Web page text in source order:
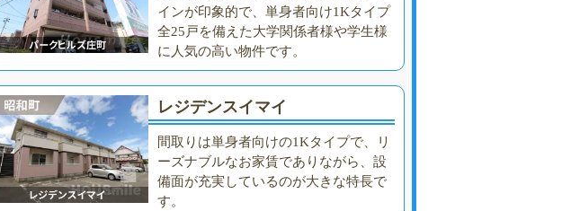
インが印象的で、単身者向け1Kタイプ
全25戸を備えた大学関係者様や学生様
に人気の高い物件です。
レジデンスイマイ
間取りは単身者向けの1Kタイプで、リ
ーズナブルなお家賃でありながら、設
備面が充実しているのが大きな特長で
す。